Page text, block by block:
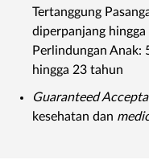
Tertanggung
diperpanjang
Perlindungan Anak:
hingga 23 tahun
Guaranteed
kesehatan dan